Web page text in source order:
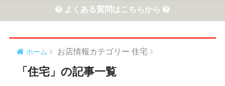
よくある質問はこちらから
ホーム お店情報カテゴリー 住宅
「住宅」の記事一覧